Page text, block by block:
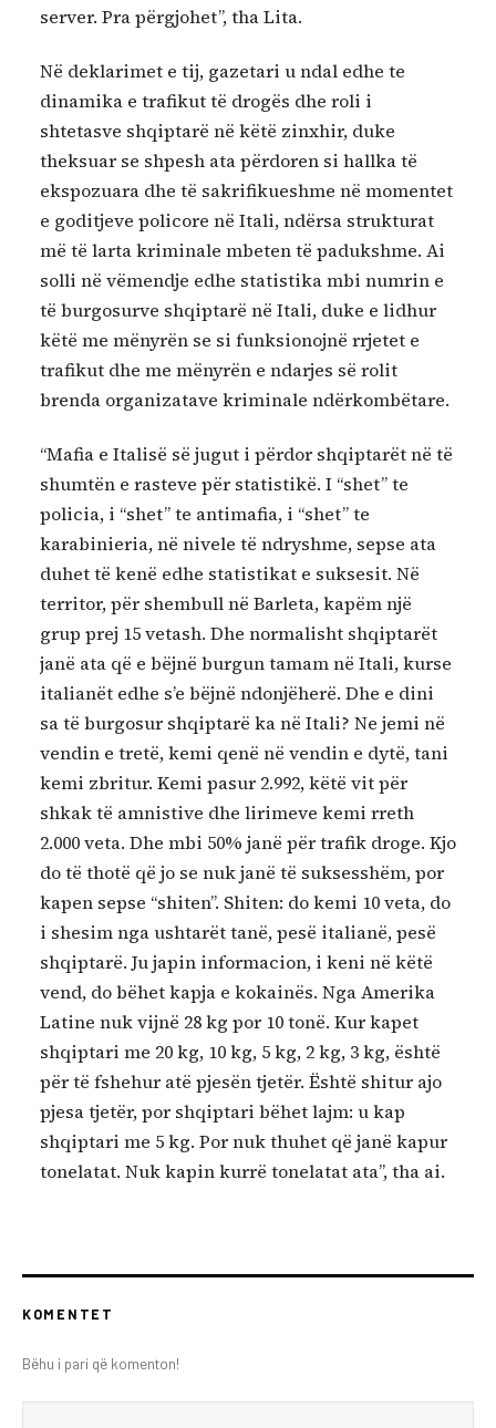
server. Pra përgjohet”, tha Lita.
Në deklarimet e tij, gazetari u ndal edhe te
dinamika e trafikut të drogës dhe roli i
shtetasve shqiptarë në këtë zinxhir, duke
theksuar se shpesh ata përdoren si hallka të
ekspozuara dhe të sakrifikueshme në momentet
e goditjeve policore në Itali, ndërsa strukturat
më të larta kriminale mbeten të padukshme. Ai
solli në vëmendje edhe statistika mbi numrin e
të burgosurve shqiptarë në Itali, duke e lidhur
këtë me mënyrën se si funksionojnë rrjetet e
trafikut dhe me mënyrën e ndarjes së rolit
brenda organizatave kriminale ndërkombëtare.
“Mafia e Italisë së jugut i përdor shqiptarët në të
shumtën e rasteve për statistikë. I “shet” te
policia, i “shet” te antimafia, i “shet” te
karabinieria, në nivele të ndryshme, sepse ata
duhet të kenë edhe statistikat e suksesit. Në
territor, për shembull në Barleta, kapëm një
grup prej 15 vetash. Dhe normalisht shqiptarët
janë ata që e bëjnë burgun tamam në Itali, kurse
italianët edhe s’e bëjnë ndonjëherë. Dhe e dini
sa të burgosur shqiptarë ka në Itali? Ne jemi në
vendin e tretë, kemi qenë në vendin e dytë, tani
kemi zbritur. Kemi pasur 2.992, këtë vit për
shkak të amnistive dhe lirimeve kemi rreth
2.000 veta. Dhe mbi 50% janë për trafik droge. Kjo
do të thotë që jo se nuk janë të suksesshëm, por
kapen sepse “shiten”. Shiten: do kemi 10 veta, do
i shesim nga ushtarët tanë, pesë italianë, pesë
shqiptarë. Ju japin informacion, i keni në këtë
vend, do bëhet kapja e kokainës. Nga Amerika
Latine nuk vijnë 28 kg por 10 tonë. Kur kapet
shqiptari me 20 kg, 10 kg, 5 kg, 2 kg, 3 kg, është
për të fshehur atë pjesën tjetër. Është shitur ajo
pjesa tjetër, por shqiptari bëhet lajm: u kap
shqiptari me 5 kg. Por nuk thuhet që janë kapur
tonelatat. Nuk kapin kurrë tonelatat ata”, tha ai.
KOMENTET
Bëhu i pari që komenton!